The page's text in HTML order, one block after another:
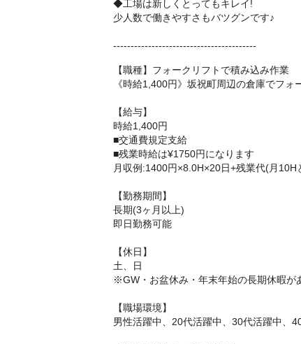
◆工場は新しくとってもキレイ!
少人数で働きやすさもバツグンです♪
-----------------------------------------
【職種】フォークリフトで積み込み作業
《時給1,400円》坂祝町周辺の倉庫でフ
【給与】
時給1,400円
■交通費規定支給
■残業時給は¥1750円になります
月収例:1400円×8.0H×20日+残業代(月10H
【勤務期間】
長期(3ヶ月以上)
即日勤務可能
【休日】
土、日
※GW・お盆休み・年末年始の長期休暇が
【職場環境】
男性活躍中、20代活躍中、30代活躍中、